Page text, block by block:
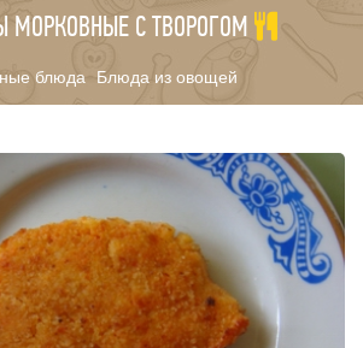
МОРКОВНЫЕ С ТВОРОГОМ
блюда/ Блюда из овощей